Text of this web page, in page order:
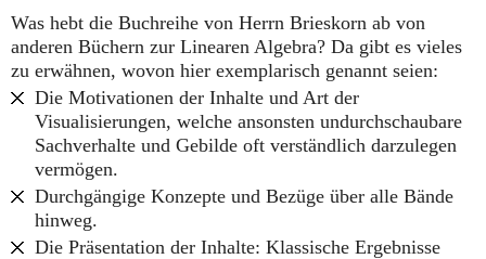
Mehr...
Was hebt die Buchreihe von Herrn Brieskorn ab von
anderen Büchern zur Linearen Algebra? Da gibt es vieles
zu erwähnen, wovon hier exemplarisch genannt seien:
Die Motivationen der Inhalte und Art der
Visualisierungen, welche ansonsten undurchschaubare
Sachverhalte und Gebilde oft verständlich darzulegen
vermögen.
Durchgängige Konzepte und Bezüge über alle Bände
hinweg.
Die Präsentation der Inhalte: Klassische Ergebnisse